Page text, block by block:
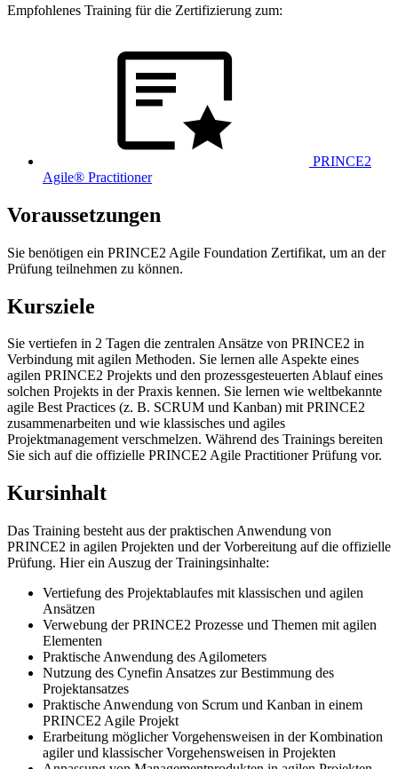
Empfohlenes Training für die Zertifizierung zum:
PRINCE2
Agile® Practitioner
Voraussetzungen
Sie benötigen ein PRINCE2 Agile Foundation Zertifikat, um an der
Prüfung teilnehmen zu können.
Kursziele
Sie vertiefen in 2 Tagen die zentralen Ansätze von PRINCE2 in
Verbindung mit agilen Methoden. Sie lernen alle Aspekte eines
agilen PRINCE2 Projekts und den prozessgesteuerten Ablauf eines
solchen Projekts in der Praxis kennen. Sie lernen wie weltbekannte
agile Best Practices (z. B. SCRUM und Kanban) mit PRINCE2
zusammenarbeiten und wie klassisches und agiles
Projektmanagement verschmelzen. Während des Trainings bereiten
Sie sich auf die offizielle PRINCE2 Agile Practitioner Prüfung vor.
Kursinhalt
Das Training besteht aus der praktischen Anwendung von
PRINCE2 in agilen Projekten und der Vorbereitung auf die offizielle
Prüfung. Hier ein Auszug der Trainingsinhalte:
Vertiefung des Projektablaufes mit klassischen und agilen
Ansätzen
Verwebung der PRINCE2 Prozesse und Themen mit agilen
Elementen
Praktische Anwendung des Agilometers
Nutzung des Cynefin Ansatzes zur Bestimmung des
Projektansatzes
Praktische Anwendung von Scrum und Kanban in einem
PRINCE2 Agile Projekt
Erarbeitung möglicher Vorgehensweisen in der Kombination
agiler und klassischer Vorgehensweisen in Projekten